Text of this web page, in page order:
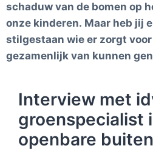
schaduw van de bomen op
onze kinderen. Maar heb jij
stilgestaan wie er zorgt
gezamenlijk van kunnen
Interview met
groenspecialist
openbare